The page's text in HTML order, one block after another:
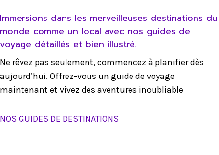
Immersions dans les merveilleuses destinations du
monde comme un local avec nos guides de
voyage détaillés et bien illustré.
Ne rêvez pas seulement, commencez à planifier dès
aujourd’hui. Offrez-vous un guide de voyage
maintenant et vivez des aventures inoubliable
NOS GUIDES DE DESTINATIONS